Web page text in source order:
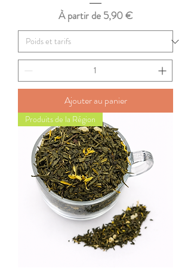
À partir de 5,90 €
Prix promotionnel
Ajouter au panier
Produits de la Région